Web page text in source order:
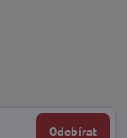
Odebírat